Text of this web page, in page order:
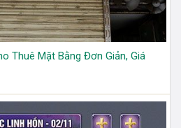
Thuê Mặt Bằng Đơn Giản, Giá